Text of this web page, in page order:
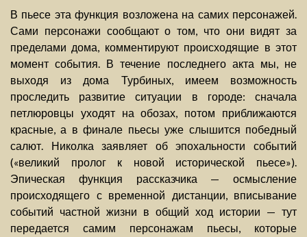
В пьесе эта функция возложена на самих персонажей.
Сами персонажи сообщают о том, что они видят за
пределами дома, комментируют происходящие в этот
момент события. В течение последнего акта мы, не
выходя из дома Турбиных, имеем возможность
проследить развитие ситуации в городе: сначала
петлюровцы уходят на обозах, потом приближаются
красные, а в финале пьесы уже слышится победный
салют. Николка заявляет об эпохальности событий
(«великий пролог к новой исторической пьесе»).
Эпическая функция рассказчика — осмысление
происходящего с временной дистанции, вписывание
событий частной жизни в общий ход истории — тут
передается самим персонажам пьесы, которые